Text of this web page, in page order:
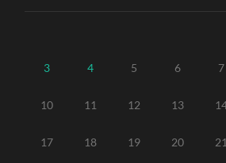
3 4 5 6 7
10 11 12 13
17 18 19 20 21